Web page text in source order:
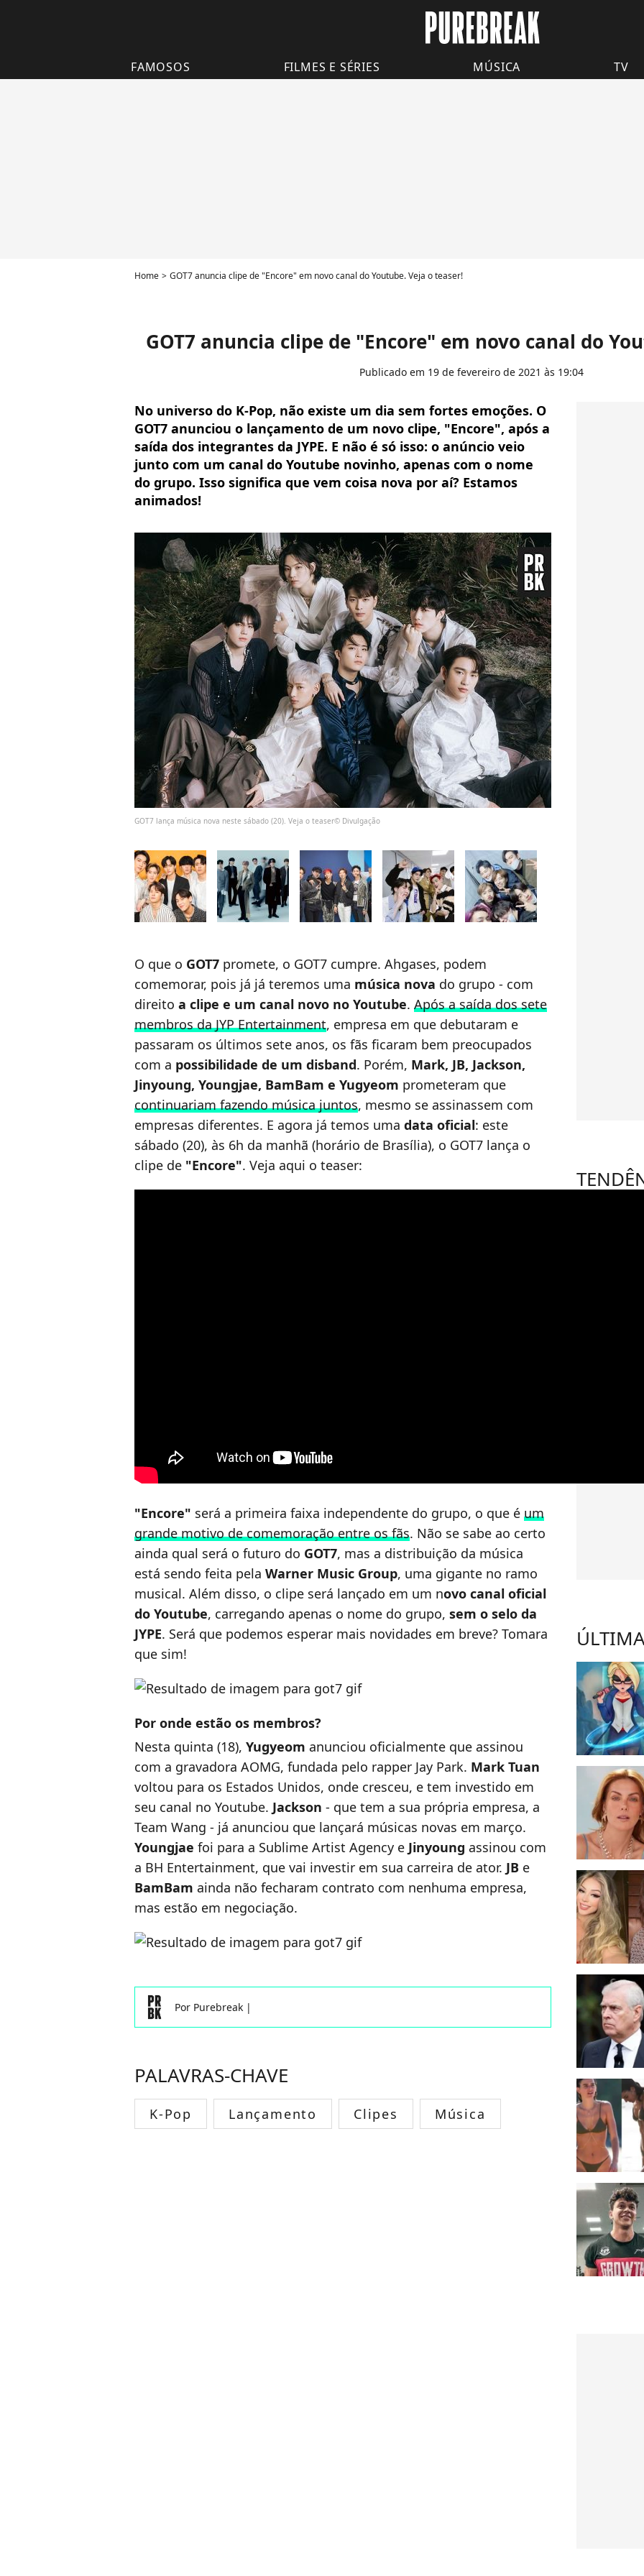
FAMOSOS FILMES E SÉRIES MÚSICA TV
Home GOT7 anuncia clipe de "Encore" em novo canal do Youtube. Veja o teaser!
GOT7 anuncia clipe de "Encore" em novo canal do
Publicado em 19 de fevereiro de 2021 às 19:04
No universo do K-Pop, não existe um dia sem fortes emoções. O
GOT7 anunciou o lançamento de um novo clipe, "Encore", após a
saída dos integrantes da JYPE. E não é só isso: o anúncio veio
junto com um canal do Youtube novinho, apenas com o nome
do grupo. Isso significa que vem coisa nova por aí? Estamos
animados!
GOT7 lança música nova neste sábado (20). Veja o teaser© Divulgação
O que o GOT7 promete, o GOT7 cumpre. Ahgases, podem
comemorar, pois já já teremos uma música nova do grupo - com
direito a clipe e um canal novo no Youtube. Após a saída dos sete
membros da JYP Entertainment, empresa em que debutaram e
passaram os últimos sete anos, os fãs ficaram bem preocupados
com a possibilidade de um disband. Porém, Mark, JB, Jackson,
Jinyoung, Youngjae, BamBam e Yugyeom prometeram que
continuariam fazendo música juntos, mesmo se assinassem com
empresas diferentes. E agora já temos uma data oficial: este
sábado (20), às 6h da manhã (horário de Brasília), o GOT7 lança o
clipe de "Encore". Veja aqui o teaser:
"Encore" será a primeira faixa independente do grupo, o que é um
grande motivo de comemoração entre os fãs. Não se sabe ao certo
ainda qual será o futuro do GOT7, mas a distribuição da música
está sendo feita pela Warner Music Group, uma gigante no ramo
musical. Além disso, o clipe será lançado em um novo canal oficial
do Youtube, carregando apenas o nome do grupo, sem o selo da
JYPE. Será que podemos esperar mais novidades em breve? Tomara
que sim!
Por onde estão os membros?
Nesta quinta (18), Yugyeom anunciou oficialmente que assinou
com a gravadora AOMG, fundada pelo rapper Jay Park. Mark Tuan
voltou para os Estados Unidos, onde cresceu, e tem investido em
seu canal no Youtube. Jackson - que tem a sua própria empresa, a
Team Wang - já anunciou que lançará músicas novas em março.
Youngjae foi para a Sublime Artist Agency e Jinyoung assinou com
a BH Entertainment, que vai investir em sua carreira de ator. JB e
BamBam ainda não fecharam contrato com nenhuma empresa,
mas estão em negociação.
Por Purebreak |
PALAVRAS-CHAVE
K-Pop Lançamento Clipes Música
Taylor
Luana